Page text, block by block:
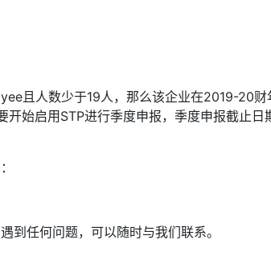
且人数少于19人，那么该企业在2019-20财
始启用STP进行季度申报，季度申报截止日
到任何问题，可以随时与我们联系。